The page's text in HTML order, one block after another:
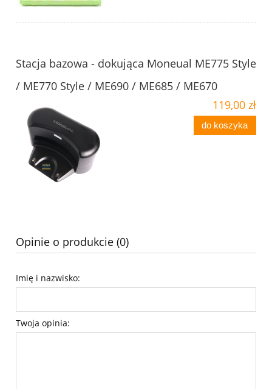
Stacja bazowa - dokująca Moneual ME775 Style
/ ME770 Style / ME690 / ME685 / ME670
119,00 zł
do koszyka
Opinie o produkcie (0)
Imię i nazwisko:
Twoja opinia: